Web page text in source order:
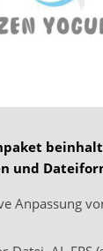
und
Anpassung